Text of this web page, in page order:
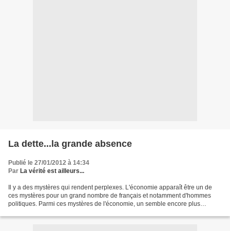
La dette...la grande absence
Publié le 27/01/2012 à 14:34
Par La vérité est ailleurs...
Il y a des mystères qui rendent perplexes. L'économie apparaît être un de
ces mystères pour un grand nombre de français et notamment d'hommes
politiques. Parmi ces mystères de l'économie, un semble encore plus